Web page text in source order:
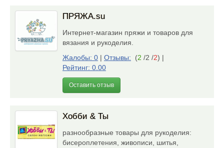
ПРЯЖА.su
Интернет-магазин пряжи и товаров для
вязания и рукоделия.
Жалобы: 0 | Отзывы: (2 /2 /2) |
Рейтинг: 0.00
Оставить отзыв
Хобби & Ты
разнообразные товары для рукоделия:
бисероплетения, живописи, шитья,